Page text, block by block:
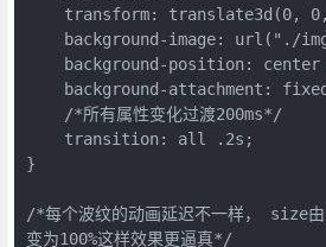
transform: translate3d(0,
background-image: url("./
background-position: center
background-attachment:
    /*所有属性变化过渡200ms*/
    transition: all .2s;
}
/*每个波纹的动画延迟不一样， size由
变为100%这样效果更逼真*/